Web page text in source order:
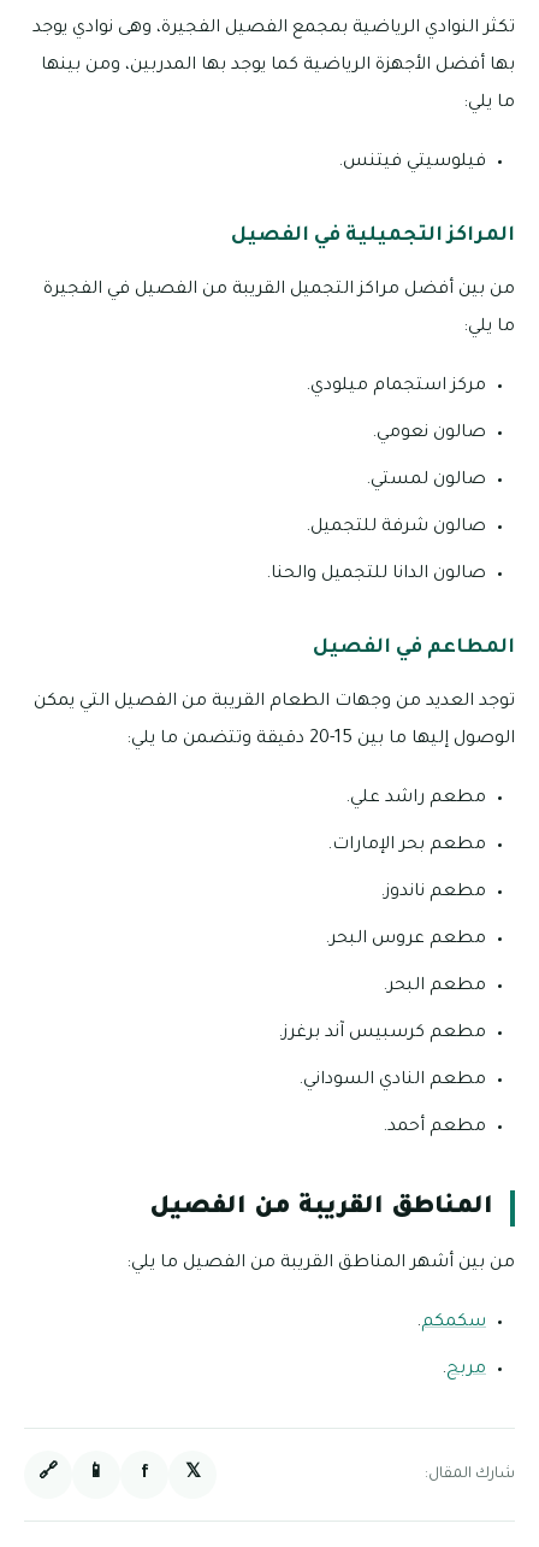
تكثر النوادي الرياضية بمجمع الفصيل الفجيرة، وهى نوادي يوجد
بها أفضل الأجهزة الرياضية كما يوجد بها المدربين، ومن بينها
ما يلي:
فيلوسيتي فيتنس.
المراكز التجميلية في الفصيل
من بين أفضل مراكز التجميل القريبة من الفصيل في الفجيرة
ما يلي:
مركز استجمام ميلودي.
صالون نعومي.
صالون لمستي.
صالون شرفة للتجميل.
صالون الدانا للتجميل والحنا.
المطاعم في الفصيل
توجد العديد من وجهات الطعام القريبة من الفصيل التي يمكن
الوصول إليها ما بين 15-20 دقيقة وتتضمن ما يلي:
مطعم راشد علي.
مطعم بحر الإمارات.
مطعم ناندوز.
مطعم عروس البحر.
مطعم البحر.
مطعم كرسبيس آند برغرز.
مطعم النادي السوداني.
مطعم أحمد.
المناطق القريبة من الفصيل
من بين أشهر المناطق القريبة من الفصيل ما يلي:
سكمكم.
مربح.
شارك المقال: 𝕏
f
📱
🔗